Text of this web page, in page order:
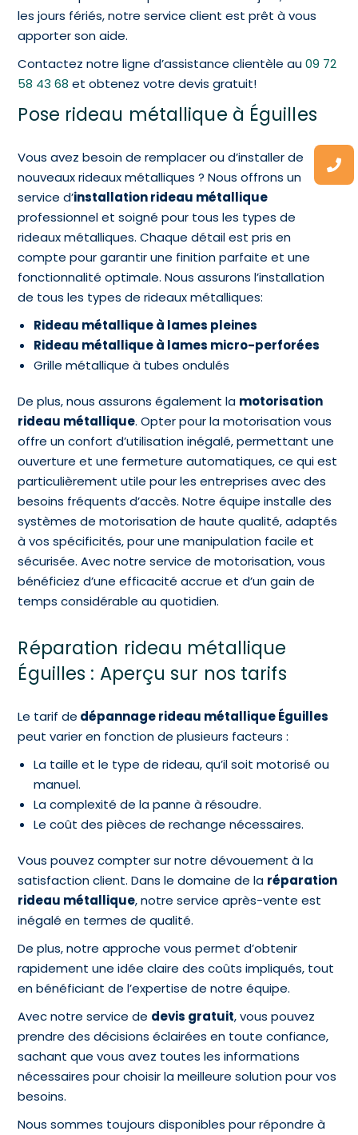
les jours fériés, notre service client est prêt à vous
apporter son aide.
Contactez notre ligne d’assistance clientèle au09 72
58 43 68 et obtenez votre devis gratuit!
Pose rideau métallique à Éguilles
Vous avez besoin de remplacer ou d’installer de
nouveaux rideaux métalliques ? Nous offrons un
service d’installation rideau métallique
professionnel et soigné pour tous les types de
rideaux métalliques. Chaque détail est pris en
compte pour garantir une finition parfaite et une
fonctionnalité optimale. Nous assurons l’installation
de tous les types de rideaux métalliques:
Rideau métallique à lames pleines
Rideau métallique à lames micro-perforées
Grille métallique à tubes ondulés
De plus, nous assurons également la motorisation
rideau métallique. Opter pour la motorisation vous
offre un confort d’utilisation inégalé, permettant une
ouverture et une fermeture automatiques, ce qui est
particulièrement utile pour les entreprises avec des
besoins fréquents d’accès. Notre équipe installe des
systèmes de motorisation de haute qualité, adaptés
à vos spécificités, pour une manipulation facile et
sécurisée. Avec notre service de motorisation, vous
bénéficiez d’une efficacité accrue et d’un gain de
temps considérable au quotidien.
Réparation rideau métallique
Éguilles : Aperçu sur nos tarifs
Le tarif de dépannage rideau métallique Éguilles
peut varier en fonction de plusieurs facteurs :
La taille et le type de rideau, qu’il soit motorisé ou
manuel.
La complexité de la panne à résoudre.
Le coût des pièces de rechange nécessaires.
Vous pouvez compter sur notre dévouement à la
satisfaction client. Dans le domaine de la réparation
rideau métallique, notre service après-vente est
inégalé en termes de qualité.
De plus, notre approche vous permet d’obtenir
rapidement une idée claire des coûts impliqués, tout
en bénéficiant de l’expertise de notre équipe.
Avec notre service de devis gratuit, vous pouvez
prendre des décisions éclairées en toute confiance,
sachant que vous avez toutes les informations
nécessaires pour choisir la meilleure solution pour vos
besoins.
Nous sommes toujours disponibles pour répondre à